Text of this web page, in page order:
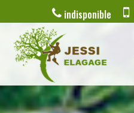
indisponible